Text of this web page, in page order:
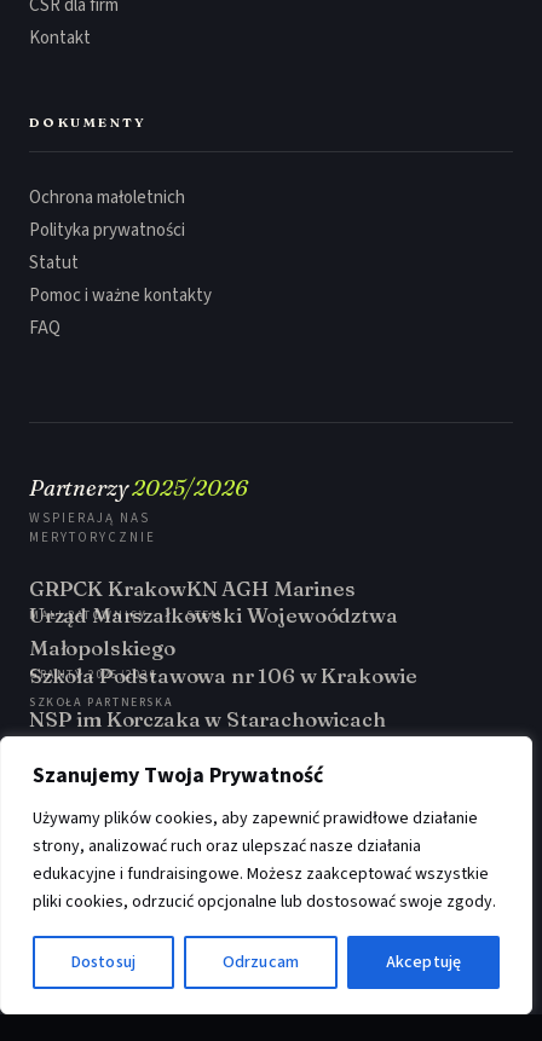
Szanujemy Twoja Prywatność
Używamy plików cookies, aby zapewnić prawidłowe działanie
strony, analizować ruch oraz ulepszać nasze działania
edukacyjne i fundraisingowe. Możesz zaakceptować wszystkie
pliki cookies, odrzucić opcjonalne lub dostosować swoje zgody.
Dostosuj Odrzucam Akceptuję
Kontakt
DOKUMENTY
Ochrona małoletnich
Polityka prywatności
Statut
Pomoc i ważne kontakty
FAQ
Partnerzy2025/2026
WSPIERAJĄ NAS
MERYTORYCZNIE
GRPCK Krakow
MALI RATOWNICY
KN AGH Marines
STEM
Urząd Marszałkowski Wojewoództwa
Małopolskiego
GRANTY 2025/2026
Szkoła Podstawowa nr 106 w Krakowie
SZKOŁA PARTNERSKA
NSP im Korczaka w Starachowicach
GirsGetSET
PARTNER PROGRAMU